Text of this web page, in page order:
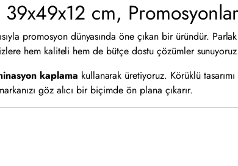
cm,
promosyon dünyasında öne çıkan bir üründür.
hem kaliteli hem de bütçe dostu çözümler
kaplama kullanarak üretiyoruz. Körüklü
göz alıcı bir biçimde ön plana çıkarır.